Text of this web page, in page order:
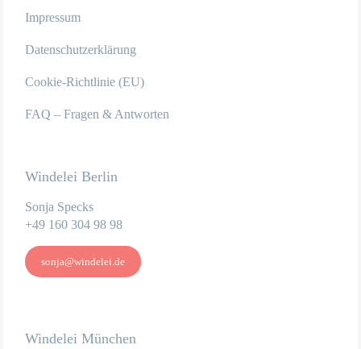
Impressum
Datenschutzerklärung
Cookie-Richtlinie (EU)
FAQ – Fragen & Antworten
Windelei Berlin
Sonja Specks
+49 160 304 98 98
sonja@windelei.de
Windelei München